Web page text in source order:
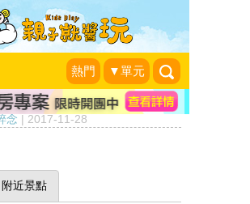
熱門 ▼單元
城堡民宿，一圓女孩
夢～宜蘭希格瑪花
念 2017-11-28
附近景點